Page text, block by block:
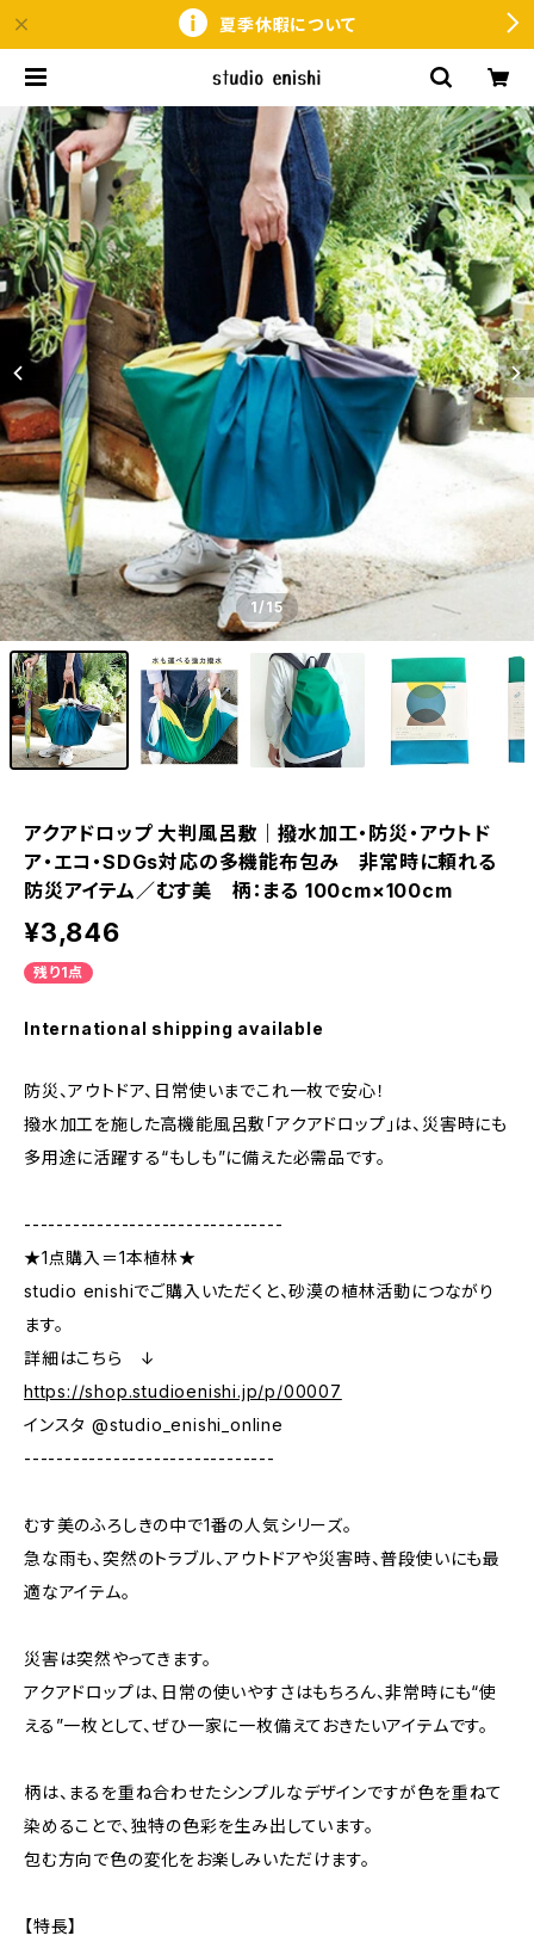
夏季休暇について
1/15
アクアドロップ 大判風呂敷｜撥水加工・防災・アウトド
ア・エコ・SDGs対応の多機能布包み 非常時に頼れる
防災アイテム／むす美 柄：まる 100cm×100cm
¥3,846
残り1点
International shipping available
防災、アウトドア、日常使いまでこれ一枚で安心！
撥水加工を施した高機能風呂敷「アクアドロップ」は、災害時にも
多用途に活躍する“もしも”に備えた必需品です。
--------------------------------
★1点購入＝1本植林★
studio enishiでご購入いただくと、砂漠の植林活動につながり
ます。
詳細はこちら ↓
https://shop.studioenishi.jp/p/00007
インスタ @studio_enishi_online
-------------------------------
むす美のふろしきの中で1番の人気シリーズ。
急な雨も、突然のトラブル、アウトドアや災害時、普段使いにも最
適なアイテム。
災害は突然やってきます。
アクアドロップは、日常の使いやすさはもちろん、非常時にも“使
える”一枚として、ぜひ一家に一枚備えておきたいアイテムです。
柄は、まるを重ね合わせたシンプルなデザインですが色を重ねて
染めることで、独特の色彩を生み出しています。
包む方向で色の変化をお楽しみいただけます。
【特長】